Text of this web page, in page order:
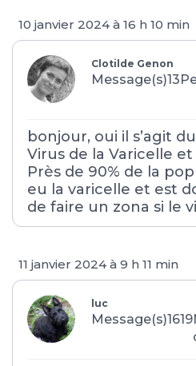
10 janvier 2024 à 16 h 10 min
Clotilde Genon
Message(s)13
bonjour, oui il s’agit
Virus de la Varicelle et
Près de 90% de la
eu la varicelle et est
de faire un zona si le
11 janvier 2024 à 9 h 11 min
luc
Message(s)1619